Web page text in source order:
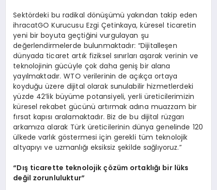
Sektördeki bu radikal dönüşümü yakından takip eden
ihracatGO Kurucusu Ezgi Çetinkaya, küresel ticaretin
yeni bir boyuta geçtiğini vurgulayan şu
değerlendirmelerde bulunmaktadır: “Dijitalleşen
dünyada ticaret artık fiziksel sınırları aşarak verinin ve
teknolojinin gücüyle çok daha geniş bir alana
yayılmaktadır. WTO verilerinin de açıkça ortaya
koyduğu üzere dijital olarak sunulabilir hizmetlerdeki
yüzde 42’lik büyüme potansiyeli, yerli üreticilerimizin
küresel rekabet gücünü artırmak adına muazzam bir
fırsat kapısı aralamaktadır. Biz de bu dijital rüzgarı
arkamıza alarak Türk üreticilerinin dünya genelinde 120
ülkede varlık göstermesi için gerekli tüm teknolojik
altyapıyı ve uzmanlığı eksiksiz şekilde sağlıyoruz.”
“Dış ticarette teknolojik çözüm ortaklığı bir lüks
değil zorunluluktur”